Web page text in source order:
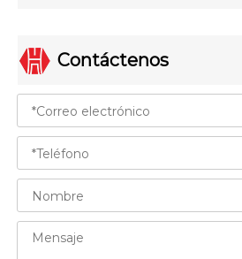
Contáctenos